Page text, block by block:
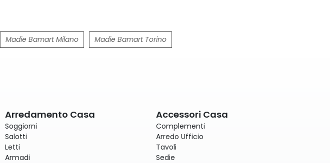
Madie Bamart Milano Madie Bamart Torino
Arredamento Casa
Soggiorni
Salotti
Letti
Armadi
Accessori Casa
Complementi
Arredo Ufficio
Tavoli
Sedie